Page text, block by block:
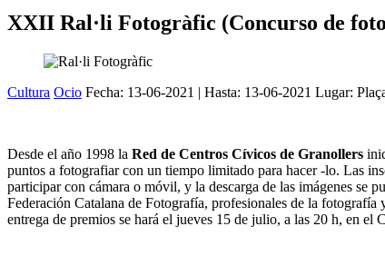
XXII Ral·li Fotogràfic (Concurso de
Cultura Ocio Fecha: 13-06-2021 | Hasta: 13-06-2021 Lugar:
Desde el año 1998 la Red de Centros Cívicos de Granollers
puntos a fotografiar con un tiempo limitado para hacer -lo. Las
participar con cámara o móvil, y la descarga de las imágenes se
Federación Catalana de Fotografía, profesionales de la
entrega de premios se hará el jueves 15 de julio, a las 20 h, en el